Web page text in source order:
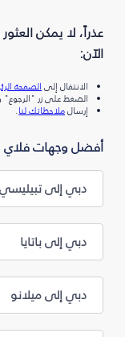
عذراً، لا يمكن
الآن:
الانتقال إلىالصفحة
الضغط على زر "الرجوع"
إرسالملاحظاتك لنا.
أفضل وجهات
دبي إلى تبيليسي
دبي إلى باتايا
دبي إلى ميلانو